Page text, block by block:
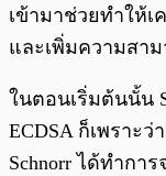
เข้ามาช่วยทำให้
และเพิ่มความสาม
ในตอนเริ่มต้นนั้น
ECDSA ก็เพราะว่
Schnorr ได้ทำกา